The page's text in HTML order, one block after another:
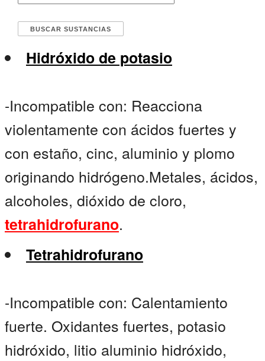
Hidróxido de potasio
-Incompatible con: Reacciona
violentamente con ácidos fuertes y
con estaño, cinc, aluminio y plomo
originando hidrógeno.Metales, ácidos,
alcoholes, dióxido de cloro,
tetrahidrofurano.
Tetrahidrofurano
-Incompatible con: Calentamiento
fuerte. Oxidantes fuertes, potasio
hidróxido, litio aluminio hidróxido,